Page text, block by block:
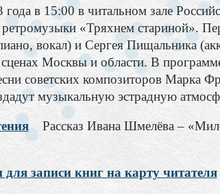
в 15:00 в читальном зале
ретромузыки «Тряхнем стариной».
вокал) и Сергея Пищальника
Москвы и области. В
советских композиторов Марка
музыкальную эстрадную
Рассказ Ивана Шмелёва –
записи книг на карту читателя